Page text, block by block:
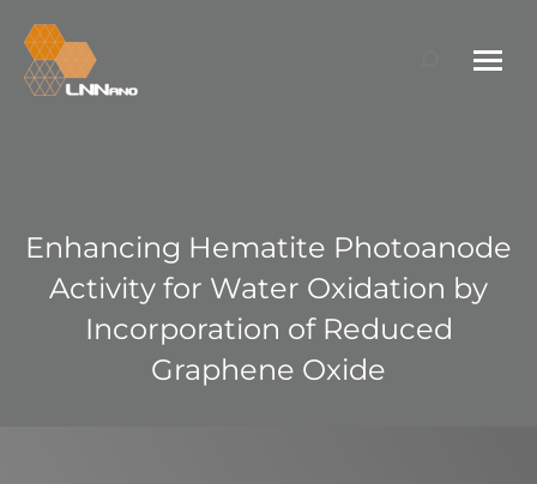
Search:
Enhancing Hematite Photoanode
Activity for Water Oxidation by
Incorporation of Reduced
Graphene Oxide